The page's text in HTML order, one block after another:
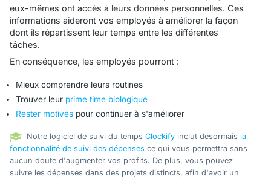
eux-mêmes ont accès à leurs données personnelles. Ces
informations aideront vos employés à améliorer la façon
dont ils répartissent leur temps entre les différentes
tâches.
En conséquence, les employés pourront :
Mieux comprendre leurs routines
Trouver leur prime time biologique
Rester motivés pour continuer à s'améliorer
Notre logiciel de suivi du temps Clockify inclut désormais la
fonctionnalité de suivi des dépenses ce qui vous permettra sans
aucun doute d'augmenter vos profits. De plus, vous pouvez
suivre les dépenses dans des projets distincts, afin d'avoir un